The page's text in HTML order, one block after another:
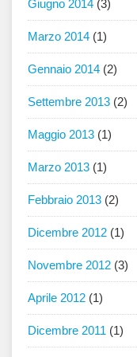
Giugno 2014 (3)
Marzo 2014 (1)
Gennaio 2014 (2)
Settembre 2013 (2)
Maggio 2013 (1)
Marzo 2013 (1)
Febbraio 2013 (2)
Dicembre 2012 (1)
Novembre 2012 (3)
Aprile 2012 (1)
Dicembre 2011 (1)